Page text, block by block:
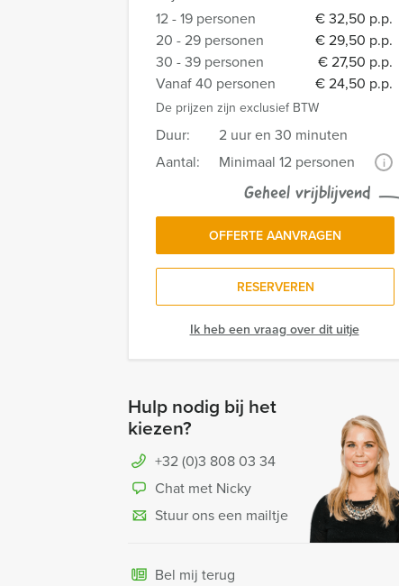
12 - 19 personen
€ 32,50 p.p.
20 - 29 personen
€ 29,50 p.p.
30 - 39 personen
€ 27,50 p.p.
Vanaf 40 personen
€ 24,50 p.p.
De prijzen zijn exclusief BTW
Duur:
2 uur en 30 minuten
Aantal:
Minimaal 12 personen i
Geheel vrijblijvend
OFFERTE AANVRAGEN
RESERVEREN
Ik heb een vraag over dit uitje
Hulp nodig bij het
kiezen?
+32 (0)3 808 03 34
Chat met Nicky
Stuur ons een mailtje
Bel mij terug